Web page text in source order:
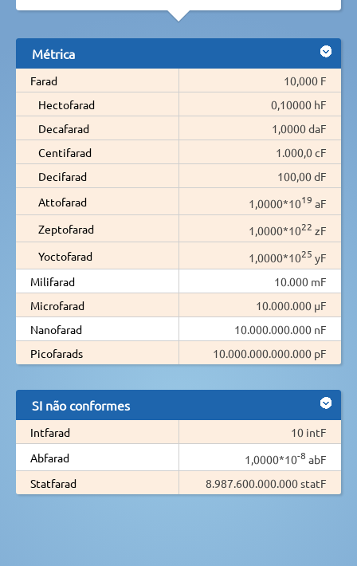
Métrica
Farad
10,000 F
Hectofarad
0,10000 hF
Decafarad
1,0000 daF
Centifarad
1.000,0 cF
Decifarad
100,00 dF
Attofarad
1,0000*1019 aF
Zeptofarad
1,0000*1022 zF
Yoctofarad
1,0000*1025 yF
Milifarad
10.000 mF
Microfarad
10.000.000 µF
Nanofarad
10.000.000.000 nF
Picofarads
10.000.000.000.000 pF
SI não conformes
Intfarad
10 intF
Abfarad
1,0000*10-8 abF
Statfarad
8.987.600.000.000 statF